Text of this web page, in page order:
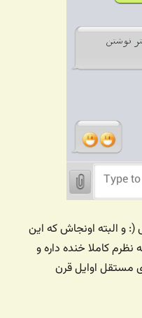
و البته اونجاش که این
کاملا خنده داره و
اوایل قرن